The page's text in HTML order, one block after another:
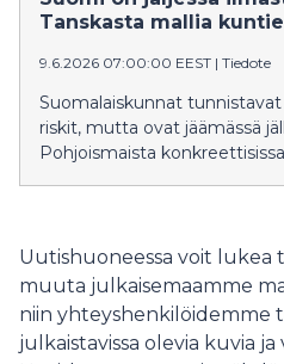
menoista. Monelle
korostuu.
Tanskasta mallia
9.6.2026 07:00:00 EEST | Tiedote
Suomalaiskunnat
riskit, mutta ovat jäämässä
Pohjoismaista
Uutishuoneessa voit lukea
muuta julkaisemaamme
niin yhteyshenkilöidemme
julkaistavissa olevia kuvia ja